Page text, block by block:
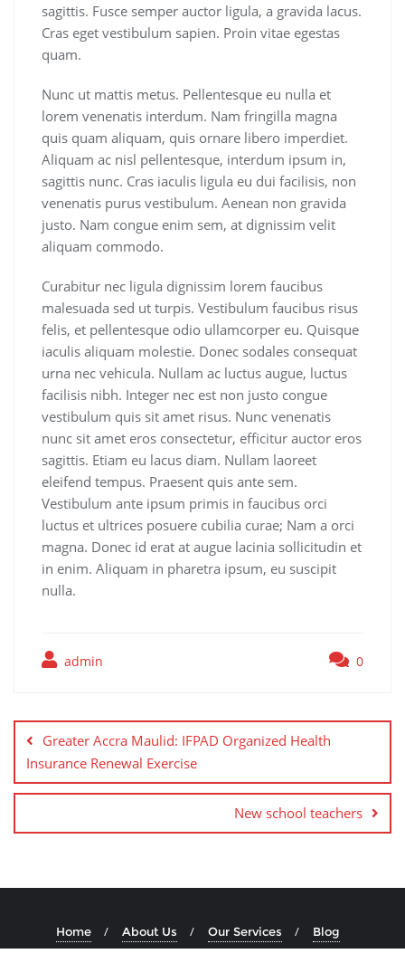
sagittis. Fusce semper auctor ligula, a gravida lacus.
Cras eget vestibulum sapien. Proin vitae egestas
quam.
Nunc ut mattis metus. Pellentesque eu nulla et
lorem venenatis interdum. Nam fringilla magna
quis quam aliquam, quis ornare libero imperdiet.
Aliquam ac nisl pellentesque, interdum ipsum in,
sagittis nunc. Cras iaculis ligula eu dui facilisis, non
venenatis purus vestibulum. Aenean non gravida
justo. Nam congue enim sem, at dignissim velit
aliquam commodo.
Curabitur nec ligula dignissim lorem faucibus
malesuada sed ut turpis. Vestibulum faucibus risus
felis, et pellentesque odio ullamcorper eu. Quisque
iaculis aliquam molestie. Donec sodales consequat
urna nec vehicula. Nullam ac luctus augue, luctus
facilisis nibh. Integer nec est non justo congue
vestibulum quis sit amet risus. Nunc venenatis
nunc sit amet eros consectetur, efficitur auctor eros
sagittis. Etiam eu lacus diam. Nullam laoreet
eleifend tempus. Praesent quis ante sem.
Vestibulum ante ipsum primis in faucibus orci
luctus et ultrices posuere cubilia curae; Nam a orci
magna. Donec id erat at augue lacinia sollicitudin et
in enim. Aliquam in pharetra ipsum, eu suscipit
nulla.
admin 0
Greater Accra Maulid: IFPAD Organized Health
Insurance Renewal Exercise
New school teachers
Home About Us Our Services Blog